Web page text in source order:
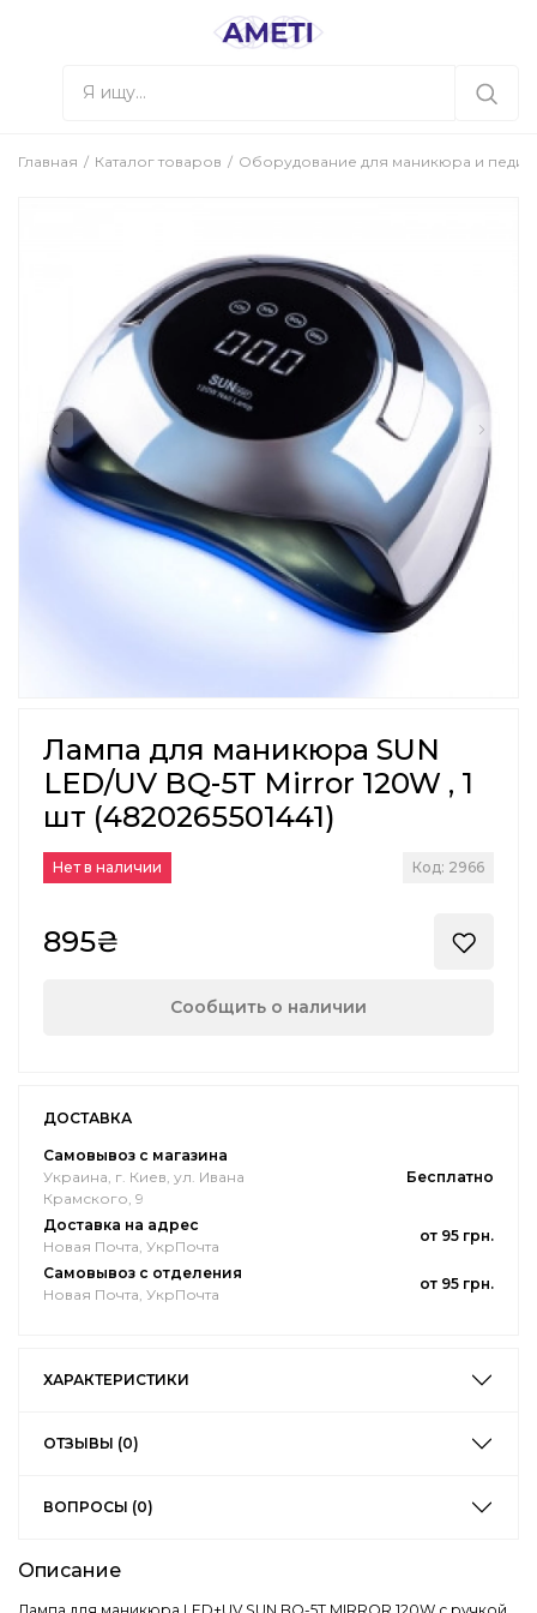
Главная Каталог товаров Оборудование для маникюра и
Лампа для маникюра SUN
LED/UV BQ-5T Mirror 120W , 1
шт (4820265501441)
Нет в наличии Код: 2966
895₴
Сообщить о наличии
ДОСТАВКА
Самовывоз с магазина
Украина, г. Киев, ул. Ивана
Крамского, 9
Бесплатно
Доставка на адрес
Новая Почта, УкрПочта
от 95 грн.
Самовывоз с отделения
Новая Почта, УкрПочта
от 95 грн.
ХАРАКТЕРИСТИКИ
ОТЗЫВЫ (0)
ВОПРОСЫ (0)
Описание